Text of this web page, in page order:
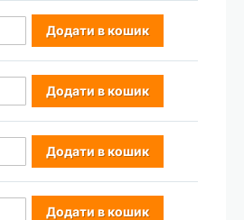
Додати в кошик
Додати в кошик
Додати в кошик
Додати в кошик